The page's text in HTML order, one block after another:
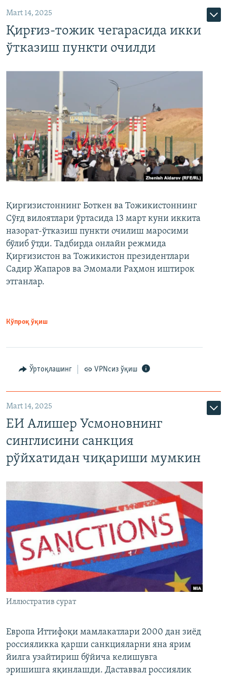
Mart 14, 2025
Қирғиз-тожик чегарасида икки
ўтказиш пункти очилди
Қирғизистоннинг Боткен ва Тожикистоннинг
Сўғд вилоятлари ўртасида 13 март куни иккита
назорат-ўтказиш пункти очилиш маросими
бўлиб ўтди. Тадбирда онлайн режмида
Қирғизистон ва Тожикистон президентлари
Садир Жапаров ва Эмомали Раҳмон иштирок
этганлар.
Кўпроқ ўқиш
Ўртоқлашинг VPNсиз ўқиш
Mart 14, 2025
ЕИ Алишер Усмоновнинг
синглисини санкция
рўйхатидан чиқариши мумкин
Иллюстратив сурат
Европа Иттифоқи мамлакатлари 2000 дан зиёд
россияликка қарши санкцияларни яна ярим
йилга узайтириш бўйича келишувга
эришишга яқинлашди. Даставвал россиялик